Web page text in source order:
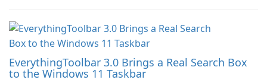
EverythingToolbar 3.0 Brings a Real Search Box
to the Windows 11 Taskbar